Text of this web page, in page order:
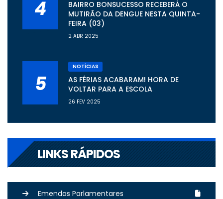
4
BAIRRO BONSUCESSO RECEBERÁ O
MUTIRÃO DA DENGUE NESTA QUINTA-
FEIRA (03)
2 ABR 2025
5
NOTÍCIAS
AS FÉRIAS ACABARAM! HORA DE
VOLTAR PARA A ESCOLA
26 FEV 2025
LINKS RÁPIDOS
Emendas Parlamentares